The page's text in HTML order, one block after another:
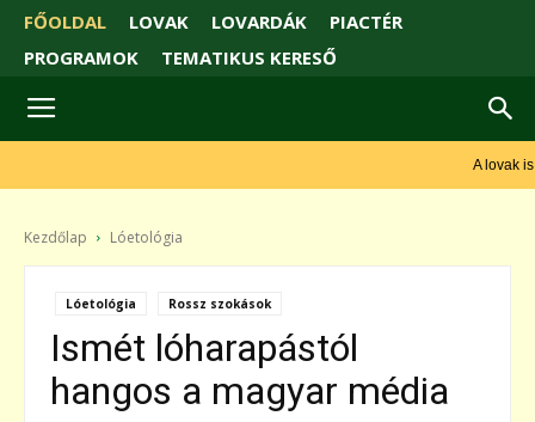
FŐOLDAL LOVAK LOVARDÁK
PIACTÉR
PROGRAMOK
TEMATIKUS KERESŐ
A lovak is
Kezdőlap Lóetológia
Lóetológia Rossz szokások
Ismét lóharapástól
hangos a magyar média